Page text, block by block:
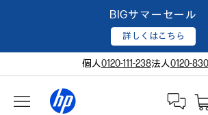
BIGサマーセール
詳しくはこちら
個人0120-111-238法人0120-